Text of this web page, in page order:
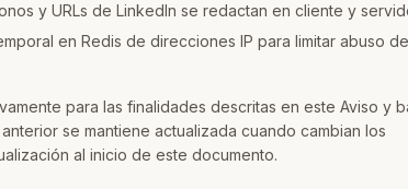
y URLs de LinkedIn se redactan en cliente y
en Redis de direcciones IP para limitar abuso
para las finalidades descritas en este Aviso y
se mantiene actualizada cuando cambian los
al inicio de este documento.